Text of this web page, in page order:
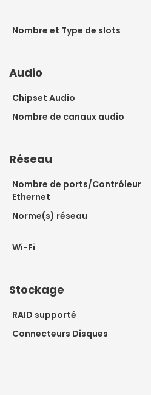
Nombre et Type de slots
Audio
Chipset Audio
Nombre de canaux audio
Réseau
Nombre de ports/Contrôleur
Ethernet
Norme(s) réseau
Wi-Fi
Stockage
RAID supporté
Connecteurs Disques